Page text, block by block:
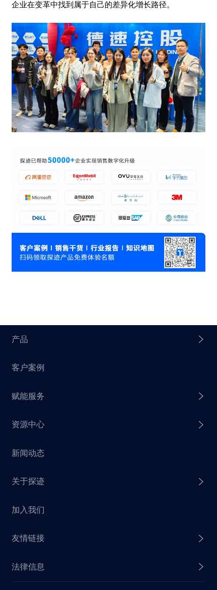
企业在变革中找到属于自己的差异化增长路径。
产品
探迹 AI Agent
探迹 AI 拓客
探迹 AI 触达
探迹 AI CRM
客户案例
赋能服务
赋能计划
资源中心
销售干货
探迹大数据研究院
新闻动态
关于探迹
企业介绍
联系我们
业务动态
加入我们
友情链接
法律信息